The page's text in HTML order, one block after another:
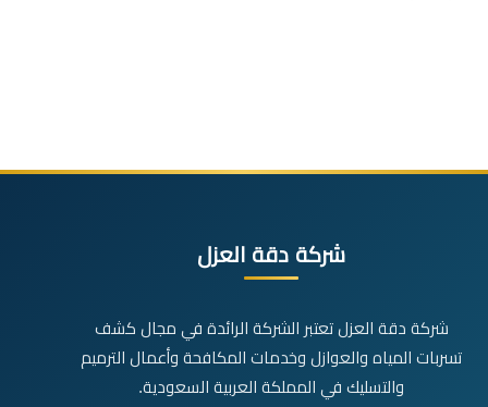
شركة دقة العزل
شركة دقة العزل تعتبر الشركة الرائدة في مجال كشف
تسربات المياه والعوازل وخدمات المكافحة وأعمال الترميم
والتسليك في المملكة العربية السعودية.